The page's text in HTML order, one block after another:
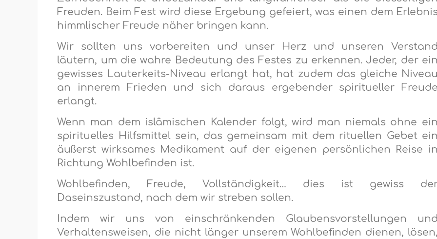
Freuden. Beim Fest wird diese Ergebung gefeiert, was einen dem Erlebnis
himmlischer Freude näher bringen kann.
Wir sollten uns vorbereiten und unser Herz und unseren Verstand
läutern, um die wahre Bedeutung des Festes zu erkennen. Jeder, der ein
gewisses Lauterkeits-Niveau erlangt hat, hat zudem das gleiche Niveau
an innerem Frieden und sich daraus ergebender spiritueller Freude
erlangt.
Wenn man dem islâmischen Kalender folgt, wird man niemals ohne ein
spirituelles Hilfsmittel sein, das gemeinsam mit dem rituellen Gebet ein
äußerst wirksames Medikament auf der eigenen persönlichen Reise in
Richtung Wohlbefinden ist.
Wohlbefinden, Freude, Vollständigkeit… dies ist gewiss
Daseinszustand, nach dem wir streben sollen.
Indem wir uns von einschränkenden Glaubensvorstellungen und
Verhaltensweisen, die nicht länger unserem Wohlbefinden dienen, lösen,